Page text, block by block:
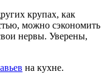
крупах, как
можно сэкономить
нервы. Уверены,
на кухне.